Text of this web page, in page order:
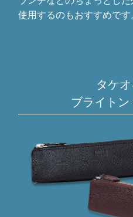
使用するのもおすすめです
タケ
ブライト